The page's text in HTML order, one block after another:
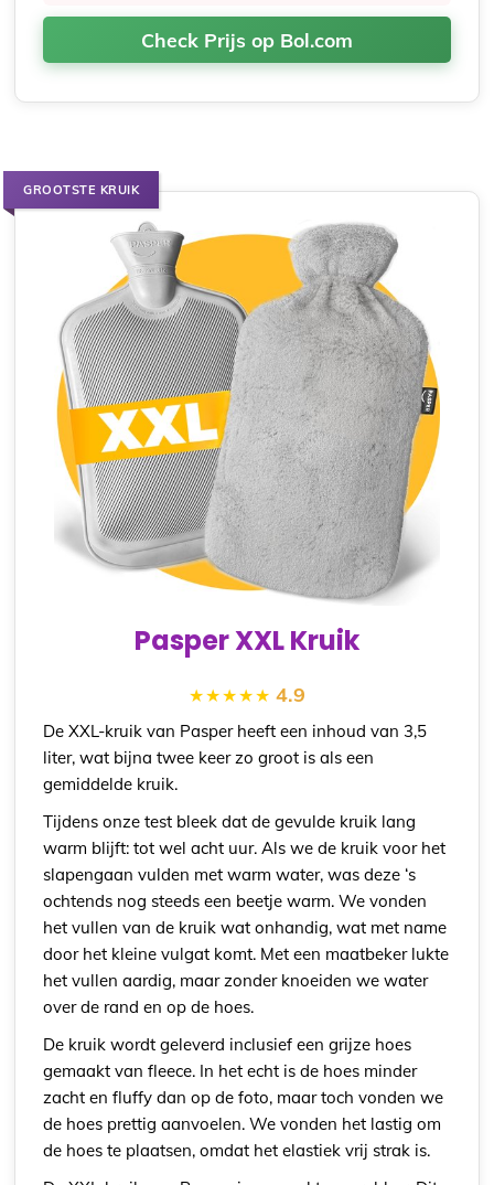
Check Prijs op Bol.com
GROOTSTE KRUIK
Pasper XXL Kruik
4.9
De XXL-kruik van Pasper heeft een inhoud van 3,5
liter, wat bijna twee keer zo groot is als een
gemiddelde kruik.
Tijdens onze test bleek dat de gevulde kruik lang
warm blijft: tot wel acht uur. Als we de kruik voor het
slapengaan vulden met warm water, was deze ‘s
ochtends nog steeds een beetje warm. We vonden
het vullen van de kruik wat onhandig, wat met name
door het kleine vulgat komt. Met een maatbeker lukte
het vullen aardig, maar zonder knoeiden we water
over de rand en op de hoes.
De kruik wordt geleverd inclusief een grijze hoes
gemaakt van fleece. In het echt is de hoes minder
zacht en fluffy dan op de foto, maar toch vonden we
de hoes prettig aanvoelen. We vonden het lastig om
de hoes te plaatsen, omdat het elastiek vrij strak is.